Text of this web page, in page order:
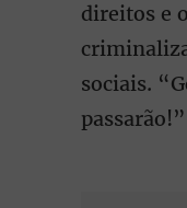
direitos e
sociais.
passarão!”